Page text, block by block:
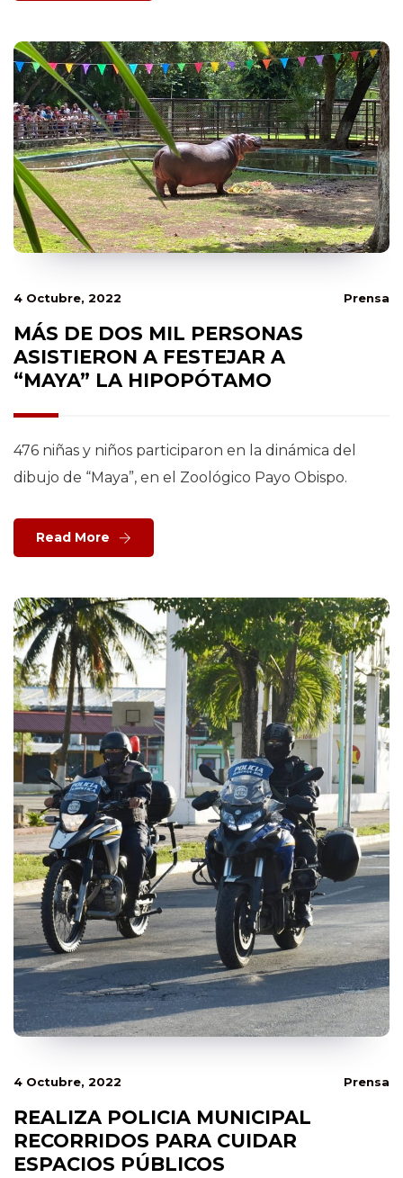
4 Octubre, 2022 Prensa
MÁS DE DOS MIL PERSONAS
ASISTIERON A FESTEJAR A
“MAYA” LA HIPOPÓTAMO
476 niñas y niños participaron en la dinámica del
dibujo de “Maya”, en el Zoológico Payo Obispo.
Read More
4 Octubre, 2022 Prensa
REALIZA POLICIA MUNICIPAL
RECORRIDOS PARA CUIDAR
ESPACIOS PÚBLICOS